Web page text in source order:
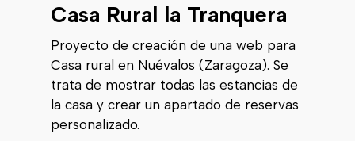
Casa Rural la Tranquera
Proyecto de creación de una web para
Casa rural en Nuévalos (Zaragoza). Se
trata de mostrar todas las estancias de
la casa y crear un apartado de reservas
personalizado.